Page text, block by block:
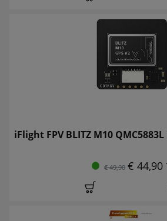
iFlight FPV BLITZ M10
€ 49,90 € 44,90